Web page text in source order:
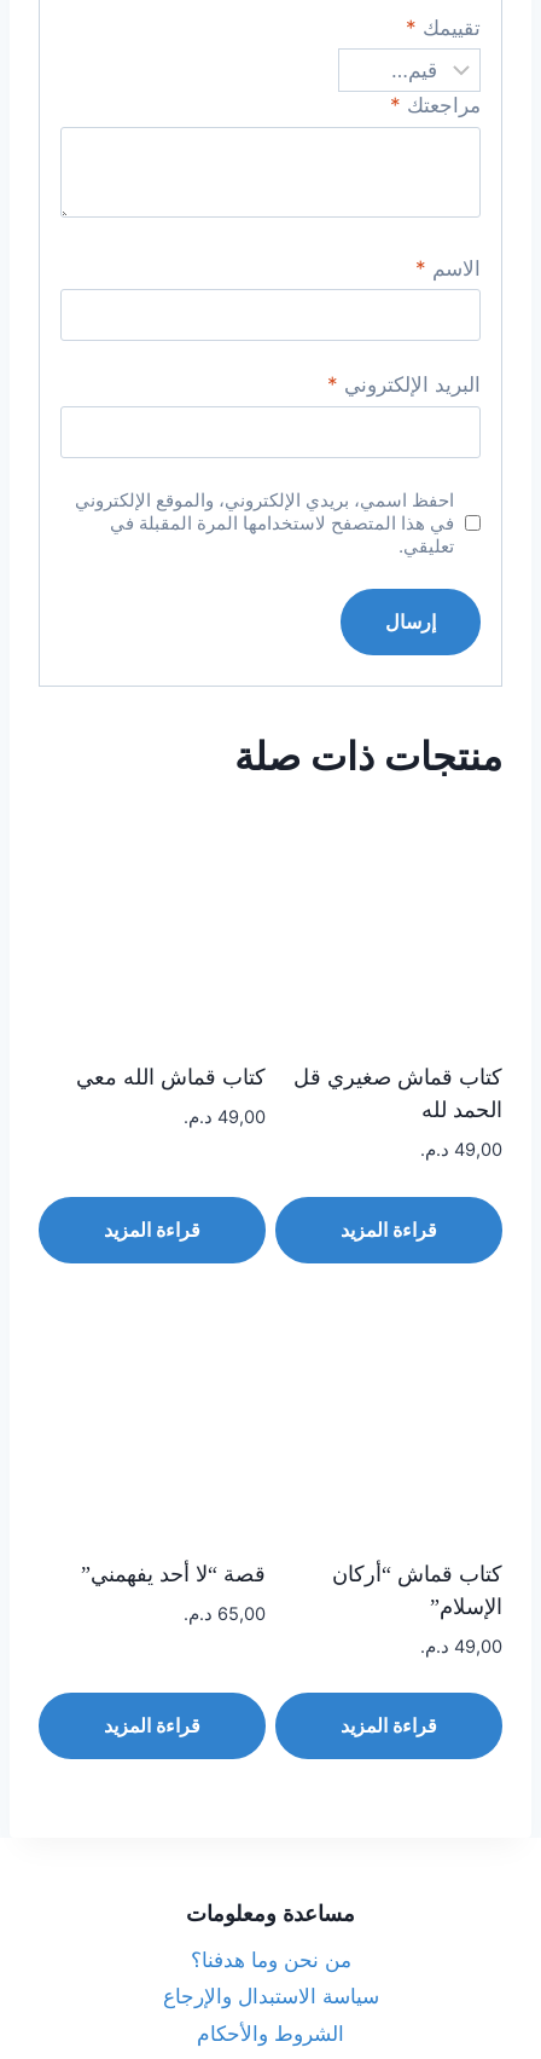
تقييمك *
مراجعتك *
الاسم *
البريد الإلكتروني *
احفظ اسمي، بريدي الإلكتروني، والموقع الإلكتروني
في هذا المتصفح لاستخدامها المرة المقبلة في
تعليقي.
منتجات ذات صلة
كتاب قماش صغيري قل
الحمد لله
49,00 د.م.
قراءة المزيد
كتاب قماش الله معي
49,00 د.م.
قراءة المزيد
كتاب قماش “أركان
الإسلام”
49,00 د.م.
قراءة المزيد
قصة “لا أحد يفهمني”
65,00 د.م.
قراءة المزيد
مساعدة ومعلومات
من نحن وما هدفنا؟
سياسة الاستبدال والإرجاع
الشروط والأحكام